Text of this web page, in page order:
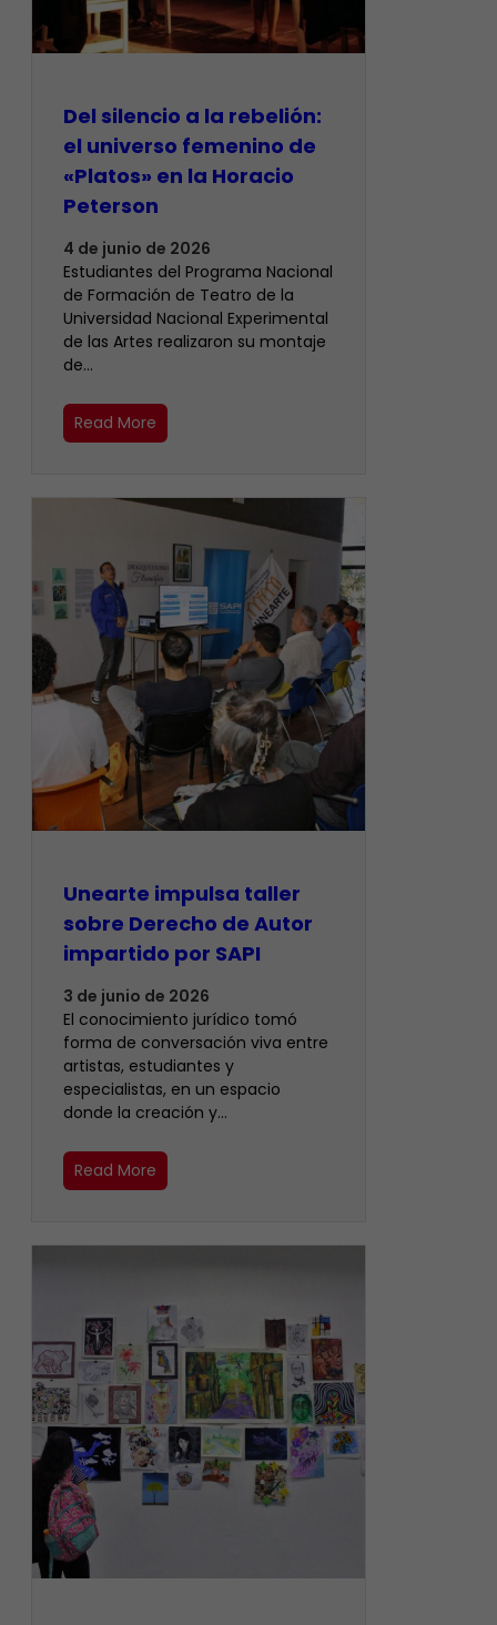
Del silencio a la rebelión:
el universo femenino de
«Platos» en la Horacio
Peterson
4 de junio de 2026
Estudiantes del Programa Nacional
de Formación de Teatro de la
Universidad Nacional Experimental
de las Artes realizaron su montaje
de…
Read More
Unearte impulsa taller
sobre Derecho de Autor
impartido por SAPI
3 de junio de 2026
El conocimiento jurídico tomó
forma de conversación viva entre
artistas, estudiantes y
especialistas, en un espacio
donde la creación y…
Read More